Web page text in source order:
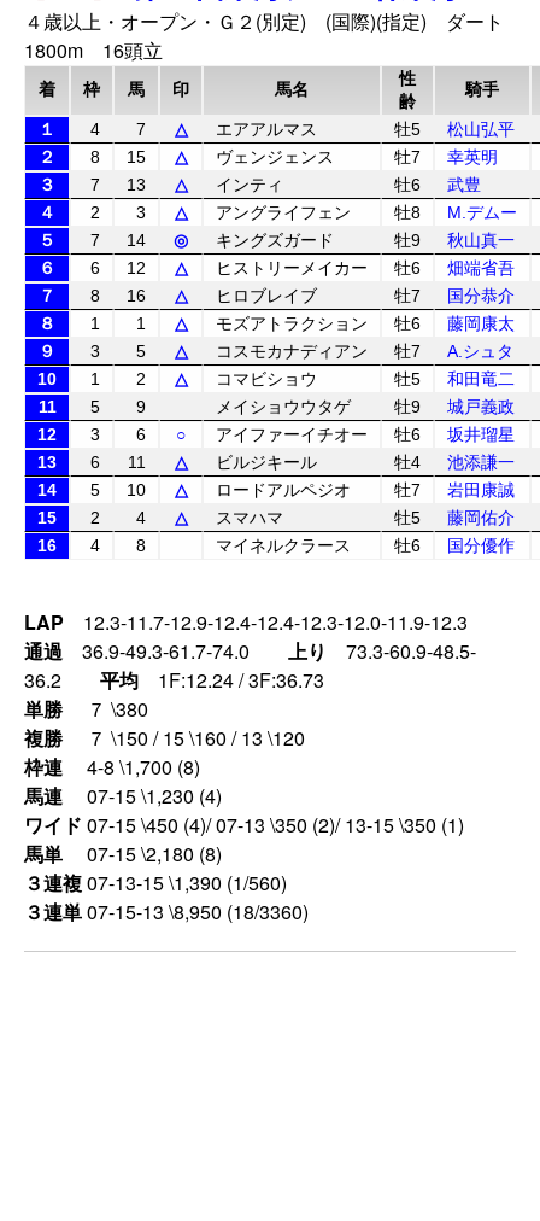
４歳以上・オープン・Ｇ２(別定) (国際)(指定) ダート
1800m 16頭立
着 枠 馬 印 馬名
性
齢
騎手
１ 4 7 △ エアアルマス 牡5
松山弘平
２
8 15 △ ヴェンジェンス 牡7
幸英明
３
7 13 △ インティ 牡6
武豊
４
2 3 △ アングライフェン 牡8
M.デムー
５
7 14 ◎ キングズガード 牡9
秋山真一
６
6 12 △ ヒストリーメイカー 牡6
畑端省吾
７
8 16 △ ヒロブレイブ 牡7
国分恭介
８
1 1 △ モズアトラクション 牡6
藤岡康太
９
3 5 △ コスモカナディアン 牡7
A.シュタ
10
1 2 △ コマビショウ 牡5
和田竜二
11
5 9 メイショウウタゲ 牡9
城戸義政
12
3 6 ○ アイファーイチオー 牡6
坂井瑠星
13
6 11 △ ビルジキール 牡4
池添謙一
14
5 10 △ ロードアルペジオ 牡7
岩田康誠
15
2 4 △ スマハマ 牡5
藤岡佑介
16
4 8 マイネルクラース 牡6 国分優作
LAP 12.3-11.7-12.9-12.4-12.4-12.3-12.0-11.9-12.3
通過 36.9-49.3-61.7-74.0 上り 73.3-60.9-48.5-
36.2 平均 1F:12.24 / 3F:36.73
単勝
７ \380
複勝
７ \150 / 15 \160 / 13 \120
枠連
4-8 \1,700 (8)
馬連
07-15 \1,230 (4)
ワイド 07-15 \450 (4)/ 07-13 \350 (2)/ 13-15 \350 (1)
馬単
07-15 \2,180 (8)
３連複07-13-15 \1,390 (1/560)
３連単07-15-13 \8,950 (18/3360)